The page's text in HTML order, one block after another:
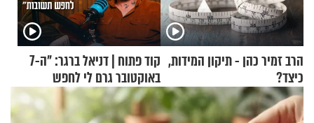
הרב זמיר כהן - תיקון המידות,
כיצד?
קוד פתוח | דניאל ברגר: "ה-7
באוקטובר גרם לי לחפש
תשובות"